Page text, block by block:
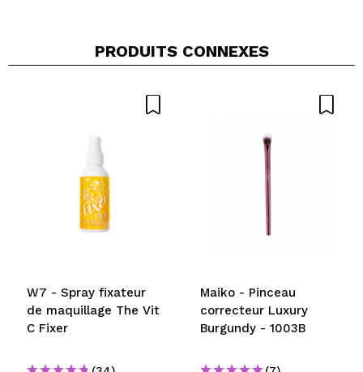
PRODUITS CONNEXES
W7 - Spray fixateur
de maquillage The Vit
C Fixer
Maiko - Pinceau
correcteur Luxury
Burgundy - 1003B